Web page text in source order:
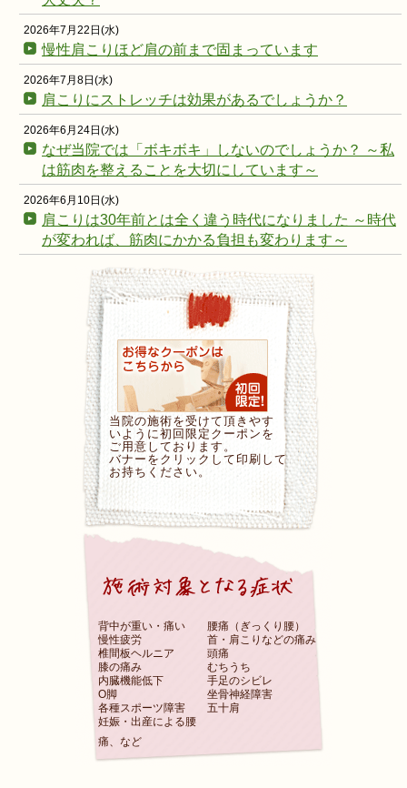
2026年7月22日(水)
慢性肩こりほど肩の前まで固まっています
2026年7月8日(水)
肩こりにストレッチは効果があるでしょうか？
2026年6月24日(水)
なぜ当院では「ボキボキ」しないのでしょうか？ ～私
は筋肉を整えることを大切にしています～
2026年6月10日(水)
肩こりは30年前とは全く違う時代になりました ～時代
が変われば、筋肉にかかる負担も変わります～
当院の施術を受けて頂きやす
いように初回限定クーポンを
ご用意しております。
バナーをクリックして印刷して
お持ちください。
背中が重い・痛い
腰痛（ぎっくり腰）
慢性疲労
首・肩こりなどの痛み
椎間板ヘルニア
頭痛
膝の痛み
むちうち
内臓機能低下
手足のシビレ
O脚
坐骨神経障害
各種スポーツ障害
五十肩
妊娠・出産による腰
痛、など